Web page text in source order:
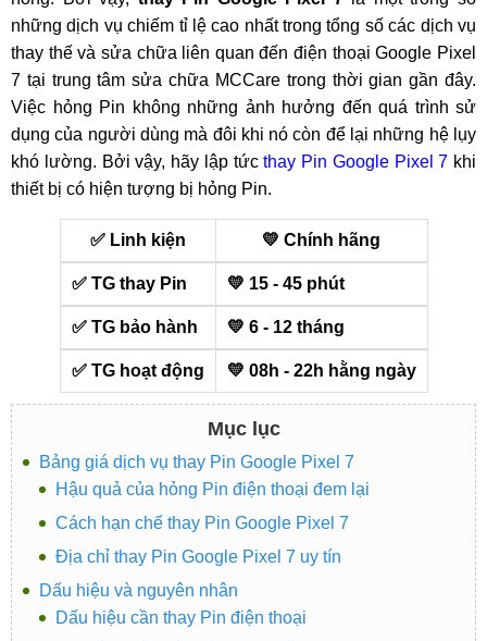
những dịch vụ chiếm tỉ lệ cao nhất trong tổng số các dịch vụ
thay thế và sửa chữa liên quan đến điện thoại Google Pixel
7 tại trung tâm sửa chữa MCCare trong thời gian gần đây.
Việc hỏng Pin không những ảnh hưởng đến quá trình sử
dụng của người dùng mà đôi khi nó còn để lại những hệ lụy
khó lường. Bởi vậy, hãy lập tứcthay Pin Google Pixel 7 khi
thiết bị có hiện tượng bị hỏng Pin.
✅ Linh kiện 💛 Chính hãng
✅ TG thay Pin 💛 15 - 45 phút
✅ TG bảo hành 💛 6 - 12 tháng
✅ TG hoạt động 💛 08h - 22h hằng ngày
Mục lục
Bảng giá dịch vụ thay Pin Google Pixel 7
Hậu quả của hỏng Pin điện thoại đem lại
Cách hạn chế thay Pin Google Pixel 7
Địa chỉ thay Pin Google Pixel 7 uy tín
Dấu hiệu và nguyên nhân
Dấu hiệu cần thay Pin điện thoại